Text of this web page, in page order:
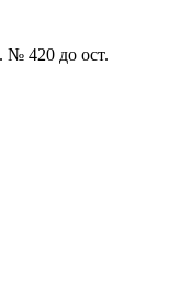
№ 420 до ост.